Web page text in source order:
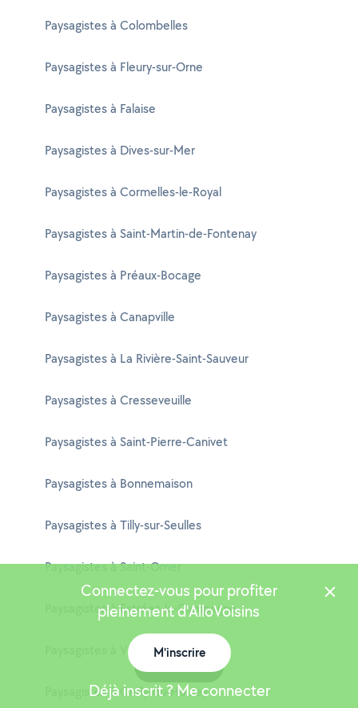
Paysagistes à Colombelles
Paysagistes à Fleury-sur-Orne
Paysagistes à Falaise
Paysagistes à Dives-sur-Mer
Paysagistes à Cormelles-le-Royal
Paysagistes à Saint-Martin-de-Fontenay
Paysagistes à Préaux-Bocage
Paysagistes à Canapville
Paysagistes à La Rivière-Saint-Sauveur
Paysagistes à Cresseveuille
Paysagistes à Saint-Pierre-Canivet
Paysagistes à Bonnemaison
Paysagistes à Tilly-sur-Seulles
Paysagistes à Saint-Omer
Paysagistes à Estrées-la-Campagne
Paysagistes à Villy-lez-Falaise
Paysagistes à Ouilly-du-Houley
Connectez-vous pour profiter
pleinement d'AlloVoisins
M'inscrire
Déjà inscrit ? Me connecter